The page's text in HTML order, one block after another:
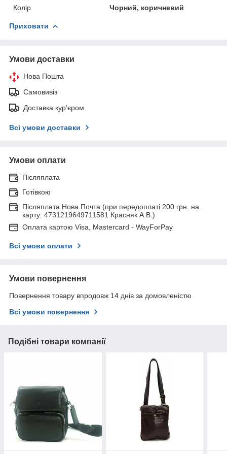
Колір
Чорний, коричневий
Приховати
Умови доставки
Нова Пошта
Самовивіз
Доставка кур'єром
Всі умови доставки
Умови оплати
Післяплата
Готівкою
Післяплата Нова Почта (при передоплаті 200 грн. на
карту: 4731219649711581 Красняк А.В.)
Оплата картою Visa, Mastercard - WayForPay
Всі умови оплати
Умови повернення
Повернення товару впродовж 14 днів за домовленістю
Всі умови повернення
Подібні товари компанії